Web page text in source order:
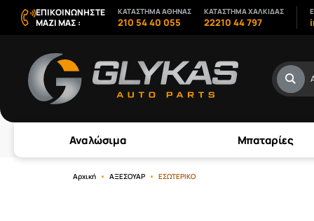
ΕΠΙΚΟΙΝΩΝΗΣΤΕ
ΜΑΖΙ ΜΑΣ :
ΚΑΤΑΣΤΗΜΑ ΑΘΗΝΑΣ
210 54 40 055
ΚΑΤΑΣΤΗΜΑ ΧΑΛΚΙΔΑΣ
22210 44 797
Αναλώσιμα Μπαταρίες
Αρχική ΑΞΕΣΟΥΑΡ ΕΣΩΤΕΡΙΚΟ